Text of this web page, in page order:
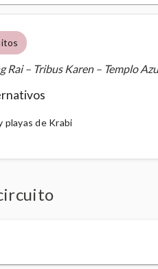
Rai – Tribus Karen – Templo
playas de Krabi